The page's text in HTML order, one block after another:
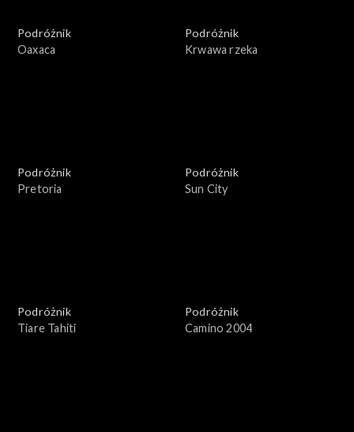
Podróżnik
Oaxaca
Podróżnik
Krwawa rzeka
Podróżnik
Pretoria
Podróżnik
Sun City
Podróżnik
Tiare Tahiti
Podróżnik
Camino 2004